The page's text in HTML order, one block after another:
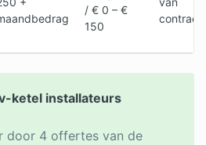
/ € 0 – €
150
contract
ketel installateurs
door 4 offertes van de